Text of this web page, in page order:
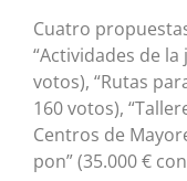
Cuatro
“Actividades de la
votos), “Rutas
160 votos),
Centros de
pon” (35.000 €